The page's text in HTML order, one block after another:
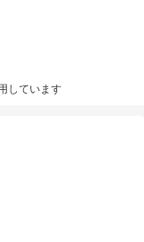
しています